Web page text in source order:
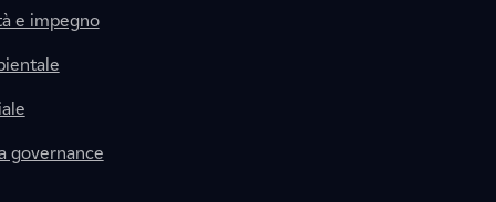
e impegno
governance